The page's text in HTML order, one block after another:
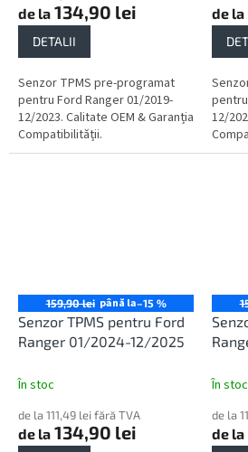
de la 134,90 lei
DETALII
Senzor TPMS pre-programat
pentru Ford Ranger 01/2019-
12/2023. Calitate OEM & Garanția
Compatibilității.
de la
12/
159,90 lei până la–15 %
Senzor TPMS pentru Ford
Ranger 01/2024-12/2025
În stoc
de la 111,49 lei fără TVA
de la 134,90 lei
În stoc
de la
de la